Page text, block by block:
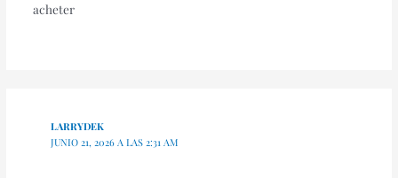
acheter
LARRYDEK
JUNIO 21, 2026 A LAS 2:31 AM